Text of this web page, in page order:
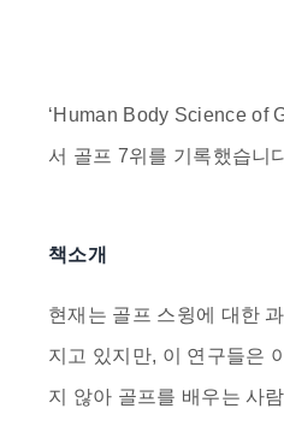
‘Human Body Science of
서 골프 7위 를 기록했습니
책소개
현재는 골프 스윙에 대한
지고 있지만, 이 연구들은
지 않아 골프를 배우는 사